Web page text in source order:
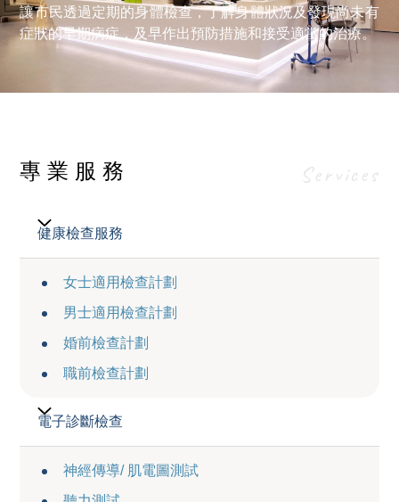
讓市民透過定期的身體檢查，了解身體狀況及發現尚未有
症狀的早期病症，及早作出預防措施和接受適當的治療。
專業服務 Services
健康檢查服務
女士適用檢查計劃
男士適用檢查計劃
婚前檢查計劃
職前檢查計劃
電子診斷檢查
神經傳導/ 肌電圖測試